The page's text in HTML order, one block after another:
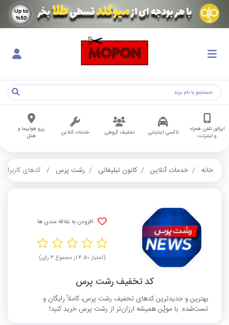
اپراتور تلفن همراه
و اینترنت
تاکسی اینترنتی تخفیف گروهی خدمات آنلاین
رزرو هواپیما و
هتل
خانه خدمات آنلاین کانون تبلیغاتی رشت پرس کدهای کاربران
افزودن به علاقه مندی ها
(امتیاز ۴.۵۰ از مجموع ۳ رای)
کد تخفیف رشت پرس
بهترین و جدیدترین کدهای تخفیف رشت پرس، کاملاً رایگان و
تست‌شده. با موپُن همیشه ارزان‌تر از رشت پرس خرید کنید!